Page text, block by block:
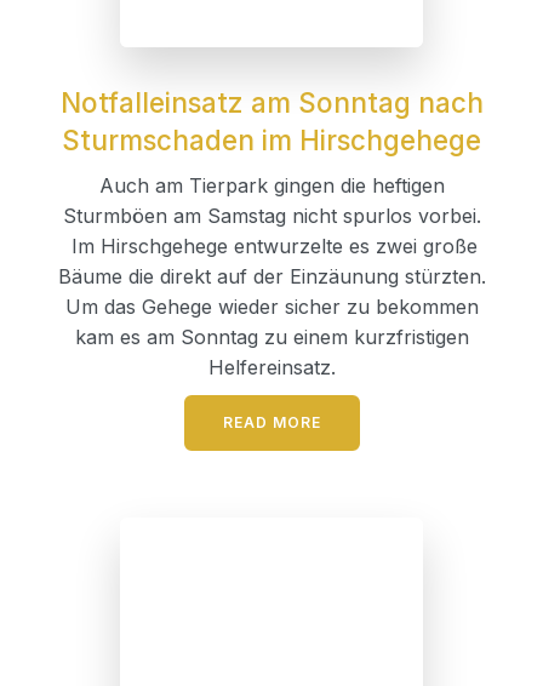
Notfalleinsatz am Sonntag nach
Sturmschaden im Hirschgehege
Auch am Tierpark gingen die heftigen
Sturmböen am Samstag nicht spurlos vorbei.
Im Hirschgehege entwurzelte es zwei große
Bäume die direkt auf der Einzäunung stürzten.
Um das Gehege wieder sicher zu bekommen
kam es am Sonntag zu einem kurzfristigen
Helfereinsatz.
READ MORE